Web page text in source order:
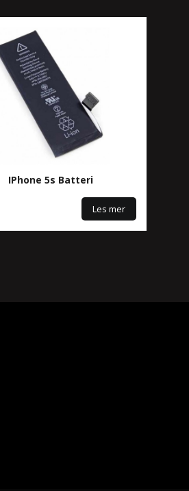
IPhone 5s Batteri
Les mer